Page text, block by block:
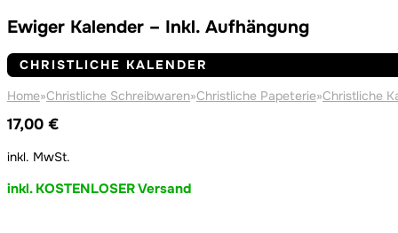
Ewiger Kalender – Inkl. Aufhängung
CHRISTLICHE KALENDER
Home»Christliche Schreibwaren»Christliche Papeterie»Christliche
17,00 €
inkl. MwSt.
inkl. KOSTENLOSER Versand